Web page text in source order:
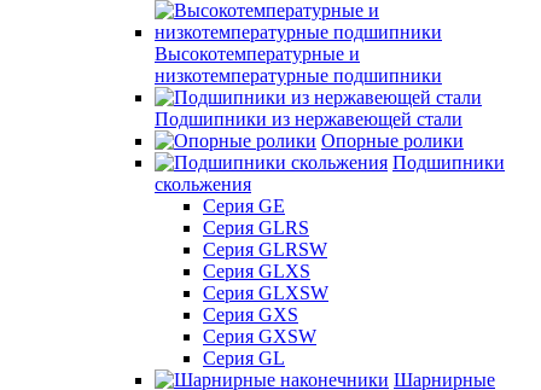
Высокотемпературные и
низкотемпературные подшипники
Подшипники из нержавеющей стали
Опорные ролики
Подшипники
скольжения
Серия GE
Серия GLRS
Серия GLRSW
Серия GLXS
Серия GLXSW
Серия GXS
Серия GXSW
Серия GL
Шарнирные